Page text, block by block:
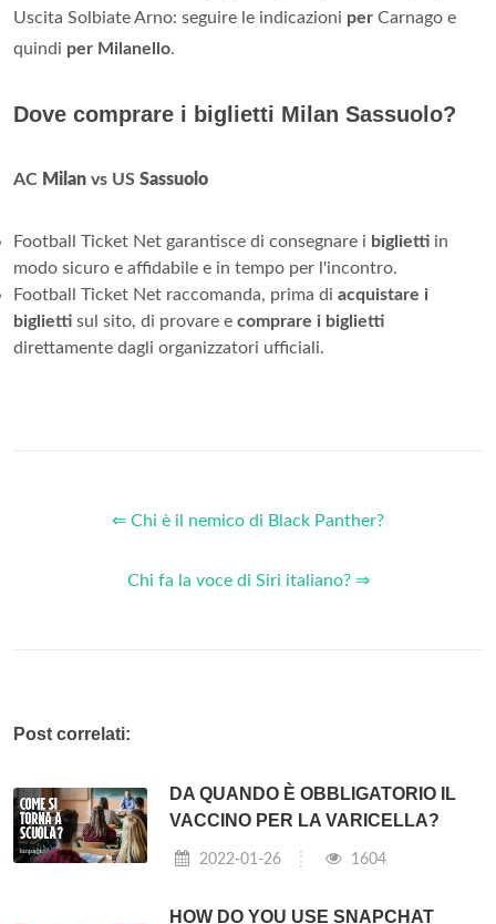
Uscita Solbiate Arno: seguire le indicazioni per Carnago e
quindi per Milanello.
Dove comprare i biglietti Milan Sassuolo?
AC Milan vs US Sassuolo
Football Ticket Net garantisce di consegnare i biglietti in
modo sicuro e affidabile e in tempo per l'incontro.
Football Ticket Net raccomanda, prima di acquistare i
biglietti sul sito, di provare e comprare i biglietti
direttamente dagli organizzatori ufficiali.
⇐ Chi è il nemico di Black Panther?
Chi fa la voce di Siri italiano? ⇒
Post correlati:
DA QUANDO È OBBLIGATORIO IL
VACCINO PER LA VARICELLA?
2022-01-26 1604
HOW DO YOU USE SNAPCHAT